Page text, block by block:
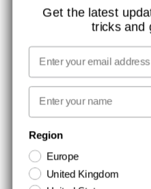
ISO-CERTIFICERING
GLOBAL RÆKKEVIDDE
MISSION, VISION OG VÆRDIER
KONTAKT
NYHEDSBREV TILMELDING
Hold dig opdateret med gode
opbevares sikkert og du kan til
Get the latest
tricks and
Email
First name
Region
Europe
United Kingdom